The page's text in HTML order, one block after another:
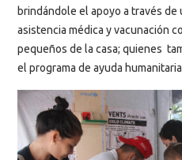
brindándole el apoyo a través de
asistencia médica y vacunación
pequeños de la casa; quienes
el programa de ayuda